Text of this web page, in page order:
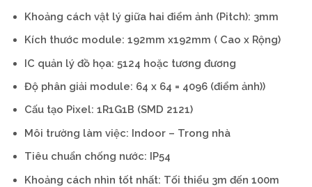
Khoảng cách vật lý giữa hai điểm ảnh (Pitch): 3mm
Kích thước module: 192mm x192mm ( Cao x Rộng)
IC quản lý đồ họa: 5124 hoặc tương đương
Độ phân giải module: 64 x 64 = 4096 (điểm ảnh))
Cấu tạo Pixel: 1R1G1B (SMD 2121)
Môi trường làm việc: Indoor – Trong nhà
Tiêu chuẩn chống nước: IP54
Khoảng cách nhìn tốt nhất: Tối thiểu 3m đến 100m